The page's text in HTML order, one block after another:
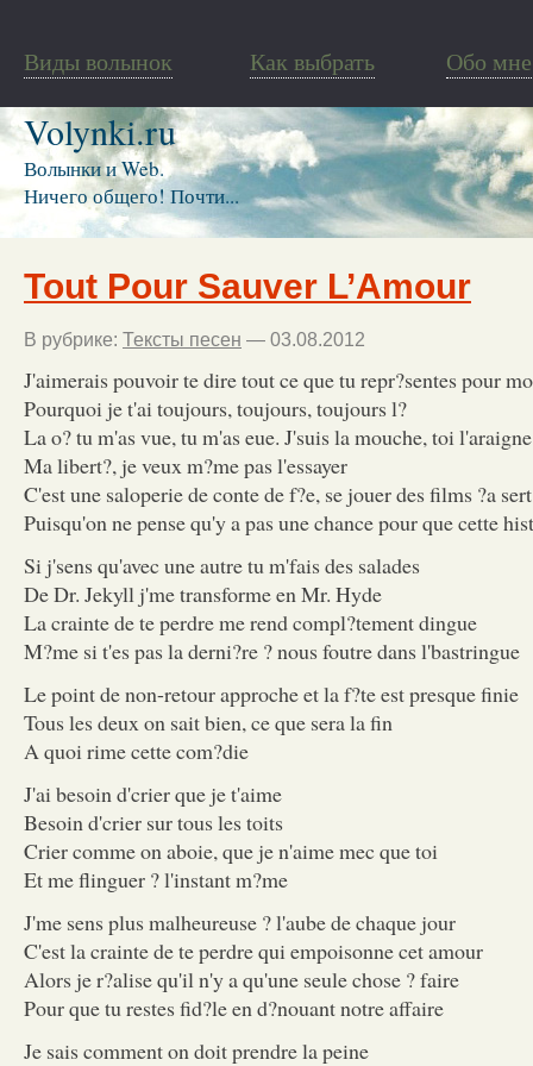
Виды волынок Как выбрать Обо мне
Volynki.ru
Волынки и Web.
Ничего общего! Почти...
Tout Pour Sauver L’Amour
В рубрике: Тексты песен — 03.08.2012
J'aimerais pouvoir te dire tout ce que tu repr?sentes pour
Pourquoi je t'ai toujours, toujours, toujours l?
La o? tu m'as vue, tu m'as eue. J'suis la mouche, toi
Ma libert?, je veux m?me pas l'essayer
C'est une saloperie de conte de f?e, se jouer des films ?a
Puisqu'on ne pense qu'y a pas une chance pour que cette
Si j'sens qu'avec une autre tu m'fais des salades
De Dr. Jekyll j'me transforme en Mr. Hyde
La crainte de te perdre me rend compl?tement dingue
M?me si t'es pas la derni?re ? nous foutre dans l'bastringue
Le point de non-retour approche et la f?te est presque finie
Tous les deux on sait bien, ce que sera la fin
A quoi rime cette com?die
J'ai besoin d'crier que je t'aime
Besoin d'crier sur tous les toits
Crier comme on aboie, que je n'aime mec que toi
Et me flinguer ? l'instant m?me
J'me sens plus malheureuse ? l'aube de chaque jour
C'est la crainte de te perdre qui empoisonne cet amour
Alors je r?alise qu'il n'y a qu'une seule chose ? faire
Pour que tu restes fid?le en d?nouant notre affaire
Je sais comment on doit prendre la peine